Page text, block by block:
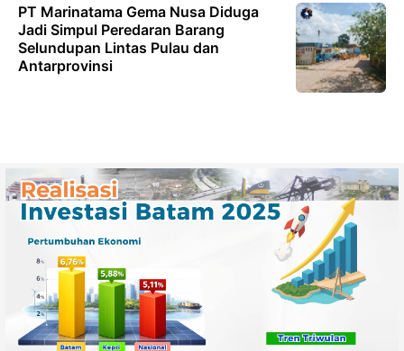
PT Marinatama Gema Nusa Diduga
Jadi Simpul Peredaran Barang
Selundupan Lintas Pulau dan
Antarprovinsi